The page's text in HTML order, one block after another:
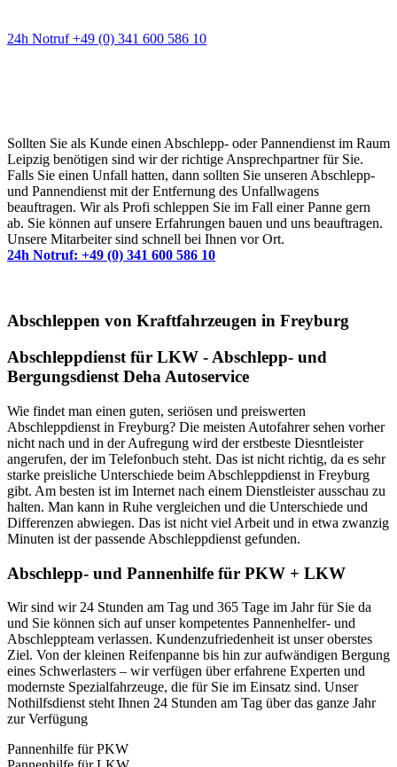
24h Notruf +49 (0) 341 600 586 10
Sollten Sie als Kunde einen Abschlepp- oder Pannendienst im Raum
Leipzig benötigen sind wir der richtige Ansprechpartner für Sie.
Falls Sie einen Unfall hatten, dann sollten Sie unseren Abschlepp-
und Pannendienst mit der Entfernung des Unfallwagens
beauftragen. Wir als Profi schleppen Sie im Fall einer Panne gern
ab. Sie können auf unsere Erfahrungen bauen und uns beauftragen.
Unsere Mitarbeiter sind schnell bei Ihnen vor Ort.
24h Notruf: +49 (0) 341 600 586 10
Abschleppen von Kraftfahrzeugen in​ Freyburg
Abschleppdienst für LKW - Abschlepp- und
Bergungsdienst Deha Autoservice
Wie findet man einen guten, seriösen und preiswerten
Abschleppdienst in Freyburg? Die meisten Autofahrer sehen vorher
nicht nach und in der Aufregung wird der erstbeste Diesntleister
angerufen, der im Telefonbuch steht. Das ist nicht richtig, da es sehr
starke preisliche Unterschiede beim Abschleppdienst in Freyburg
gibt. Am besten ist im Internet nach einem Dienstleister ausschau zu
halten. Man kann in Ruhe vergleichen und die Unterschiede und
Differenzen abwiegen. Das ist nicht viel Arbeit und in etwa zwanzig
Minuten ist der passende Abschleppdienst gefunden.
Abschlepp- und Pannenhilfe für PKW + LKW
Wir sind wir 24 Stunden am Tag und 365 Tage im Jahr für Sie da
und Sie können sich auf unser kompetentes Pannenhelfer- und
Abschleppteam verlassen. Kundenzufriedenheit ist unser oberstes
Ziel. Von der kleinen Reifenpanne bis hin zur aufwändigen Bergung
eines Schwerlasters – wir verfügen über erfahrene Experten und
modernste Spezialfahrzeuge, die für Sie im Einsatz sind. Unser
Nothilfsdienst steht Ihnen 24 Stunden am Tag über das ganze Jahr
zur Verfügung
Pannenhilfe für PKW